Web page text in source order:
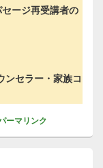
ジ再受講者の
ラー・家族コ
ーマリンク